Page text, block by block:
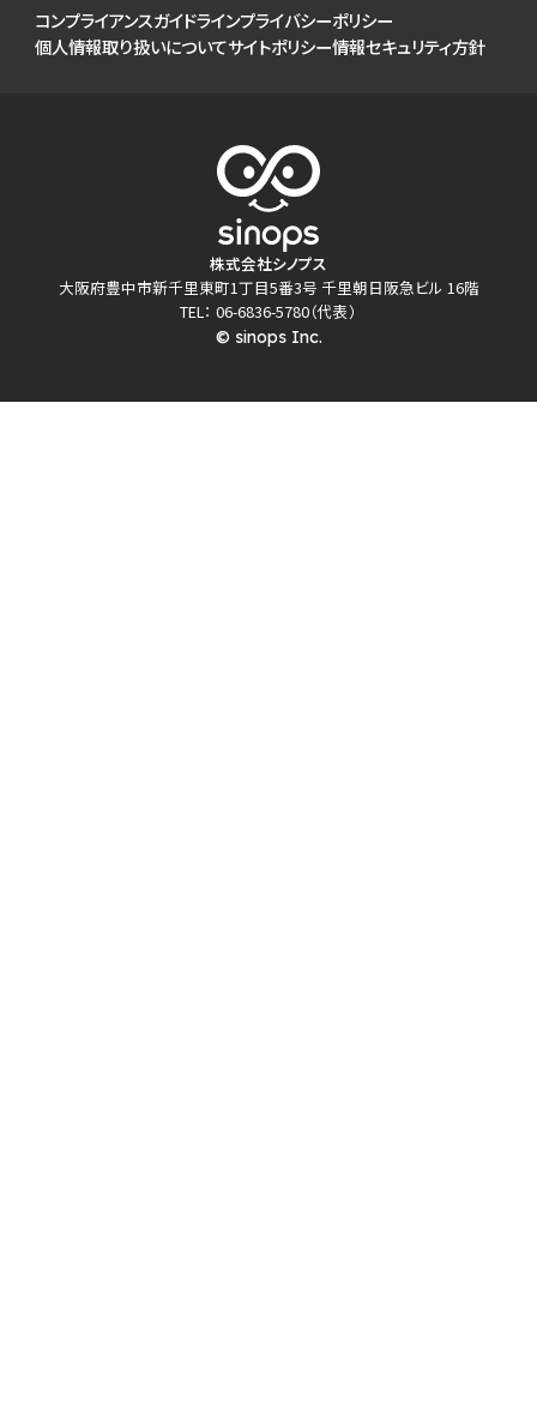
IRライブラリ
ガバナンス
コンプライアンスガイドラインプライバシーポリシー
個人情報取り扱いについてサイトポリシー情報セキュリティ方針
株式会社シノプス
大阪府豊中市新千里東町1丁目5番3号 千里朝日阪急ビル 16階
TEL： 06-6836-5780（代表）
© sinops Inc.